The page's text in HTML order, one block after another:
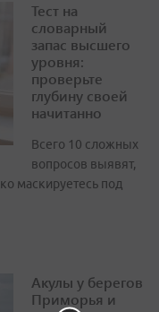
Тест на
словарный
запас высшего
уровня:
проверьте
глубину своей
начитанно
Всего 10 сложных
вопросов выявят,
маскируетесь под
Акулы у берегов
Приморья и